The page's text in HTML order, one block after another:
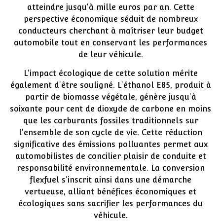
atteindre jusqu'à mille euros par an. Cette
perspective économique séduit de nombreux
conducteurs cherchant à maîtriser leur budget
automobile tout en conservant les performances
de leur véhicule.
L'impact écologique de cette solution mérite
également d'être souligné. L'éthanol E85, produit à
partir de biomasse végétale, génère jusqu'à
soixante pour cent de dioxyde de carbone en moins
que les carburants fossiles traditionnels sur
l'ensemble de son cycle de vie. Cette réduction
significative des émissions polluantes permet aux
automobilistes de concilier plaisir de conduite et
responsabilité environnementale. La conversion
flexfuel s'inscrit ainsi dans une démarche
vertueuse, alliant bénéfices économiques et
écologiques sans sacrifier les performances du
véhicule.